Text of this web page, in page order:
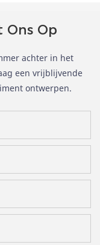
Ons Op
achter in het
een vrijblijvende
ontwerpen.